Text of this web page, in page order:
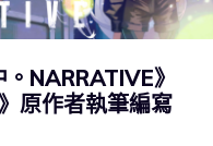
NARRATIVE》
原作者執筆編寫